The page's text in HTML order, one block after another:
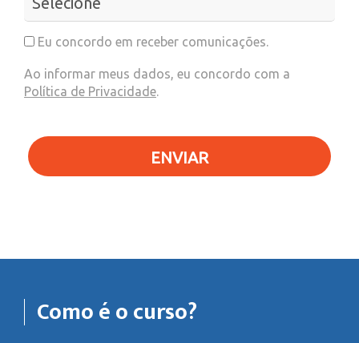
Eu concordo em receber comunicações.
Ao informar meus dados, eu concordo com a
Política de Privacidade.
ENVIAR
Como é o curso?